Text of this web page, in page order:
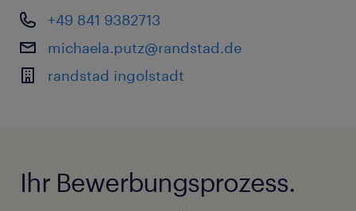
+49 841 9382713
michaela.putz@randstad.de
randstad ingolstadt
Ihr Bewerbungsprozess.